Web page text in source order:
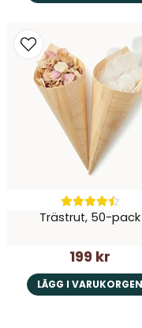
Trästrut, 50-pack
199 kr
LÄGG I VARUKORGEN